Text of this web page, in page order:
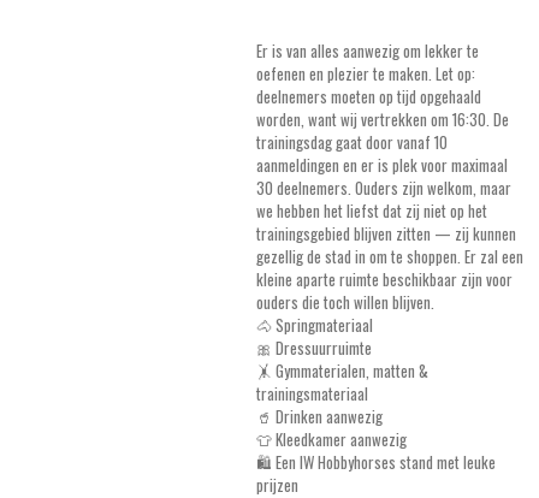
Er is van alles aanwezig om lekker te
oefenen en plezier te maken. Let op:
deelnemers moeten op tijd opgehaald
worden, want wij vertrekken om 16:30. De
trainingsdag gaat door vanaf 10
aanmeldingen en er is plek voor maximaal
30 deelnemers. Ouders zijn welkom, maar
we hebben het liefst dat zij niet op het
trainingsgebied blijven zitten — zij kunnen
gezellig de stad in om te shoppen. Er zal een
kleine aparte ruimte beschikbaar zijn voor
ouders die toch willen blijven.
🐴 Springmateriaal
🎀 Dressuurruimte
🤸 Gymmaterialen, matten &
trainingsmateriaal
🥤 Drinken aanwezig
👕 Kleedkamer aanwezig
🛍️ Een IW Hobbyhorses stand met leuke
prijzen